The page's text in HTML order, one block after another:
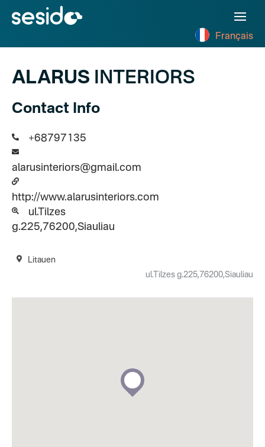
Français
ALARUS INTERIORS
Contact Info
+68797135
alarusinteriors@gmail.com
http://www.alarusinteriors.com
ul.Tilzes
g.225,76200,Siauliau
Litauen
ul.Tilzes g.225,76200,Siauliau